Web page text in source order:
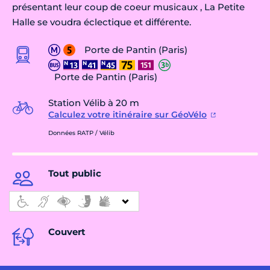
présentant leur coup de coeur musicaux , La Petite
Halle se voudra éclectique et différente.
Porte de Pantin (Paris)
Porte de Pantin (Paris)
Station Vélib à 20 m
Calculez votre itinéraire sur GéoVélo
Données RATP / Vélib
Tout public
Couvert